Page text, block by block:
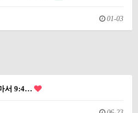
01-03
서 9:4…